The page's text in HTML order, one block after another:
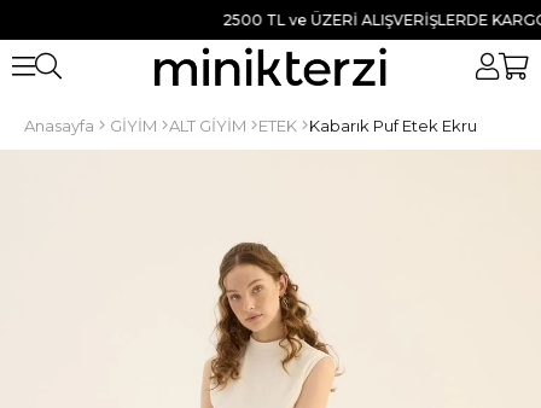
2500 TL ve ÜZERİ ALIŞVERİŞLERDE KARGO
Anasayfa GİYİM ALT GİYİM ETEK Kabarık Puf Etek Ekru